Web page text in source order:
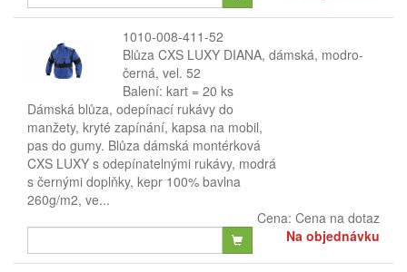
1010-008-411-52
Blůza CXS LUXY DIANA, dámská, modro-
černá, vel. 52
Balení: kart = 20 ks
Dámská blůza, odepínací rukávy do
manžety, kryté zapínání, kapsa na mobil,
pas do gumy. Blůza dámská montérková
CXS LUXY s odepínatelnými rukávy, modrá
s černými doplňky, kepr 100% bavlna
260g/m2, ve...
Cena: Cena na dotaz
Na objednávku